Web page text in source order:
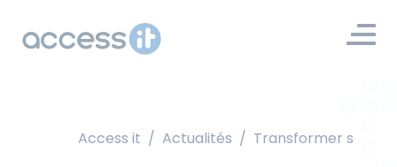
Access it / Actualités / Transformer son